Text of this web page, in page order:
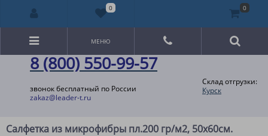
8 (800) 550-99-57
звонок бесплатный по России
zakaz@leader-t.ru
Склад отгрузки:
Курск
МЕНЮ
Салфетка из микрофибры пл.200 гр/м2, 50х60см.
0 0